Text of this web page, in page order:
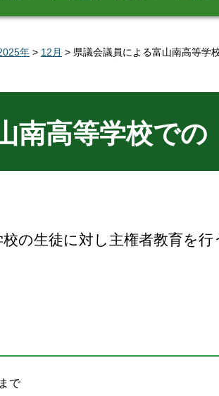
年 > 12月 > 県議会議員による富山南高等学
南高等学校で
の生徒に対し主権者教育を
で